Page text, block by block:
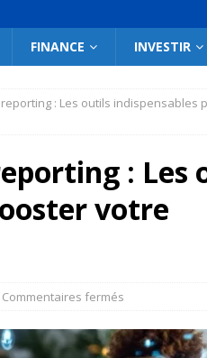
FINANCE INVESTIR
: Les outils indispensables
: Les
votre
Commentaires fermés